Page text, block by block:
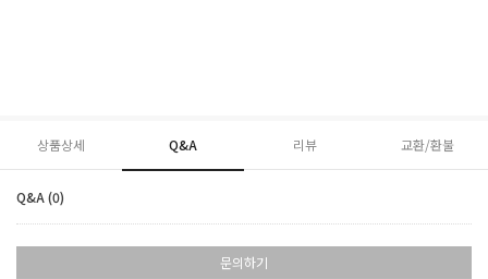
상품상세 Q&A 리뷰 교환/환불
Q&A (0)
문의하기